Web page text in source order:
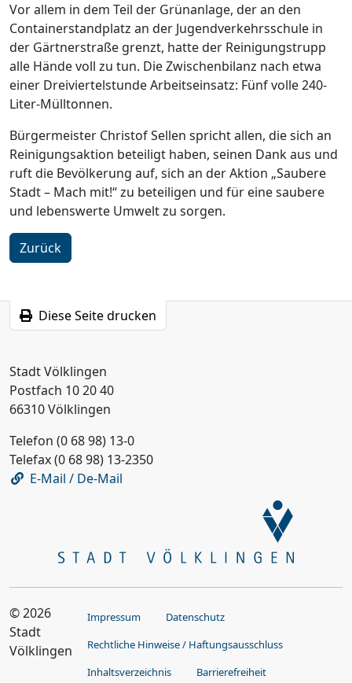
Vor allem in dem Teil der Grünanlage, der an den
Containerstandplatz an der Jugendverkehrsschule in
der Gärtnerstraße grenzt, hatte der Reinigungstrupp
alle Hände voll zu tun. Die Zwischenbilanz nach etwa
einer Dreiviertelstunde Arbeitseinsatz: Fünf volle 240-
Liter-Mülltonnen.
Bürgermeister Christof Sellen spricht allen, die sich an
Reinigungsaktion beteiligt haben, seinen Dank aus und
ruft die Bevölkerung auf, sich an der Aktion „Saubere
Stadt – Mach mit!“ zu beteiligen und für eine saubere
und lebenswerte Umwelt zu sorgen.
Zurück
Diese Seite drucken
Stadt Völklingen
Postfach 10 20 40
66310 Völklingen
Telefon (0 68 98) 13-0
Telefax (0 68 98) 13-2350
E-Mail / De-Mail
© 2026
Stadt
Völklingen
Impressum
Datenschutz
Rechtliche Hinweise / Haftungsausschluss
Inhaltsverzeichnis
Barrierefreiheit